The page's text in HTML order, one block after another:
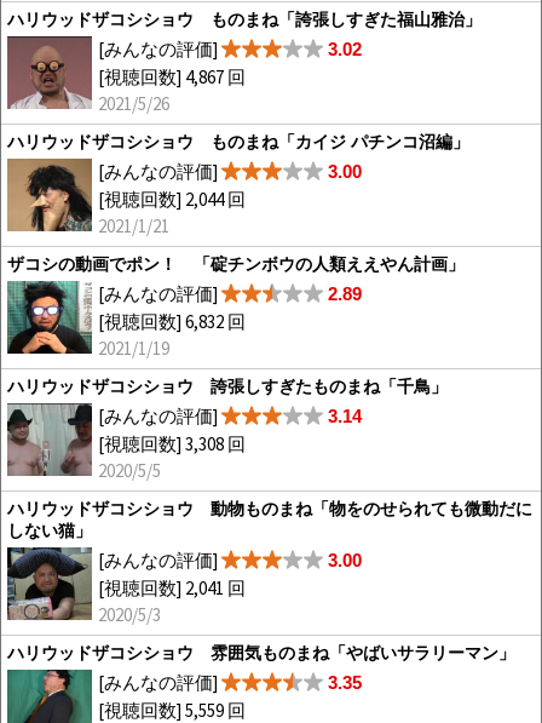
ハリウッドザコシショウ ものまね「誇張しすぎた福山雅治」
[みんなの評価] 3.02
[視聴回数] 4,867 回
2021/5/26
ハリウッドザコシショウ ものまね「カイジ パチンコ沼編」
[みんなの評価] 3.00
[視聴回数] 2,044 回
2021/1/21
ザコシの動画でポン！ 「碇チンボウの人類ええやん計画」
[みんなの評価] 2.89
[視聴回数] 6,832 回
2021/1/19
ハリウッドザコシショウ 誇張しすぎたものまね「千鳥」
[みんなの評価] 3.14
[視聴回数] 3,308 回
2020/5/5
ハリウッドザコシショウ 動物ものまね「物をのせられても微動だに
しない猫」
[みんなの評価] 3.00
[視聴回数] 2,041 回
2020/5/3
ハリウッドザコシショウ 雰囲気ものまね「やばいサラリーマン」
[みんなの評価] 3.35
[視聴回数] 5,559 回